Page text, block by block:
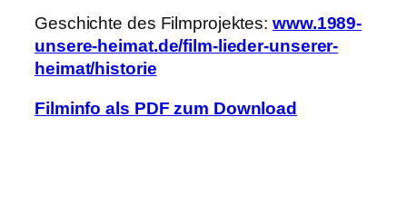
Geschichte des Filmprojektes: www.1989-
unsere-heimat.de/film-lieder-unserer-
heimat/historie
Filminfo als PDF zum Download